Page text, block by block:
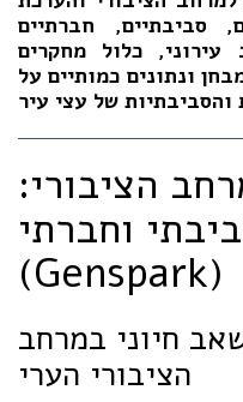
סביבתיים, חברתיים
כלול מחקרים
ונתונים כמותיים על
הציבורי:
וחברתי
(Genspark)
חיוני במרחב
הציבורי הערי